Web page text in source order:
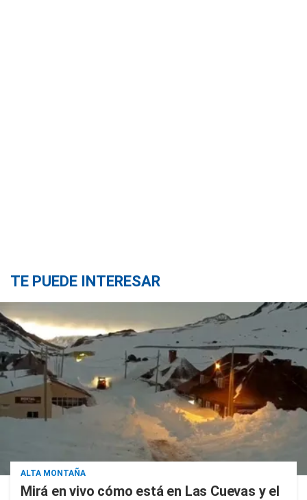
TE PUEDE INTERESAR
ALTA MONTAÑA
Mirá en vivo cómo está en Las Cuevas y el